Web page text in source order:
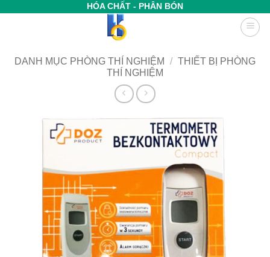
HÓA CHẤT - PHÂN BÓN
DANH MỤC PHÒNG THÍ NGHIỆM / THIẾT BỊ PHÒNG
THÍ NGHIỆM